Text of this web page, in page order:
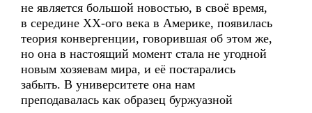
не является большой новостью, в своё время,
в середине XX-ого века в Америке, появилась
теория конвергенции, говорившая об этом же,
но она в настоящий момент стала не угодной
новым хозяевам мира, и её постарались
забыть. В университете она нам
преподавалась как образец буржуазной